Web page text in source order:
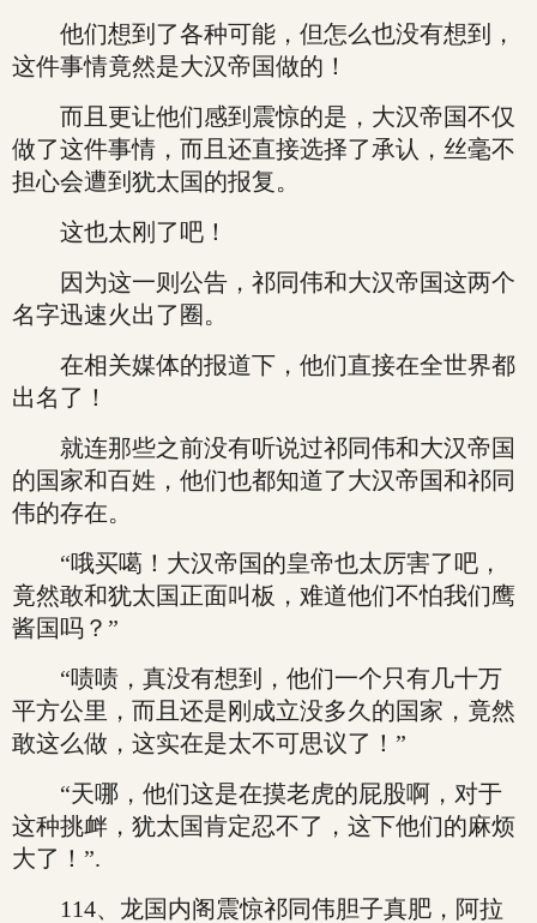
他们想到了各种可能，但怎么也没有想到，
这件事情竟然是大汉帝国做的！
而且更让他们感到震惊的是，大汉帝国不仅
做了这件事情，而且还直接选择了承认，丝毫不
担心会遭到犹太国的报复。
这也太刚了吧！
因为这一则公告，祁同伟和大汉帝国这两个
名字迅速火出了圈。
在相关媒体的报道下，他们直接在全世界都
出名了！
就连那些之前没有听说过祁同伟和大汉帝国
的国家和百姓，他们也都知道了大汉帝国和祁同
伟的存在。
“哦买噶！大汉帝国的皇帝也太厉害了吧，
竟然敢和犹太国正面叫板，难道他们不怕我们鹰
酱国吗？”
“啧啧，真没有想到，他们一个只有几十万
平方公里，而且还是刚成立没多久的国家，竟然
敢这么做，这实在是太不可思议了！”
“天哪，他们这是在摸老虎的屁股啊，对于
这种挑衅，犹太国肯定忍不了，这下他们的麻烦
大了！”.
114、龙国内阁震惊祁同伟胆子真肥，阿拉